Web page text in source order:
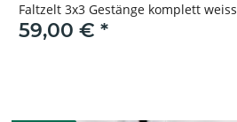
Faltzelt 3x3 Gestänge komplett weiss
59,00 € *